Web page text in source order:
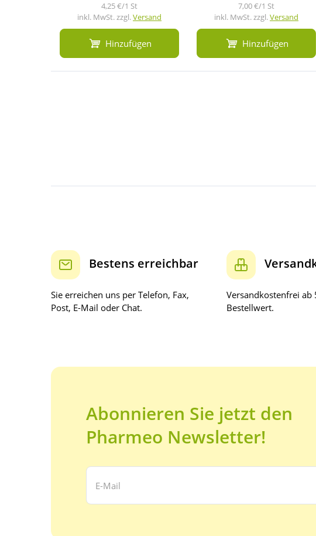
4,25 €/1 St
inkl. MwSt. zzgl.Versand
Hinzufügen
7,00 €/1 St
inkl. MwSt. zzgl.Versand
Hinzufügen
Bestens erreichbar
Sie erreichen uns per Telefon, Fax,
Post, E-Mail oder Chat.
Versandkostenfrei ab
Bestellwert.
Abonnieren Sie jetzt den
Pharmeo Newsletter!
Ihre E-Mail Adresse: